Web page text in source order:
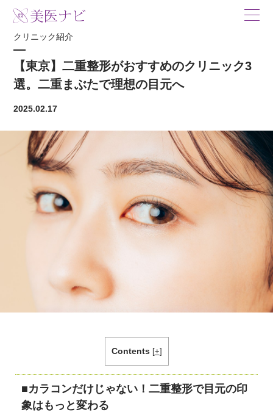
クリニック紹介
【東京】二重整形がおすすめのクリニック3
選。二重まぶたで理想の目元へ
2025.02.17
Contents +
カラコンだけじゃない！二重整形で目元の印
象はもっと変わる